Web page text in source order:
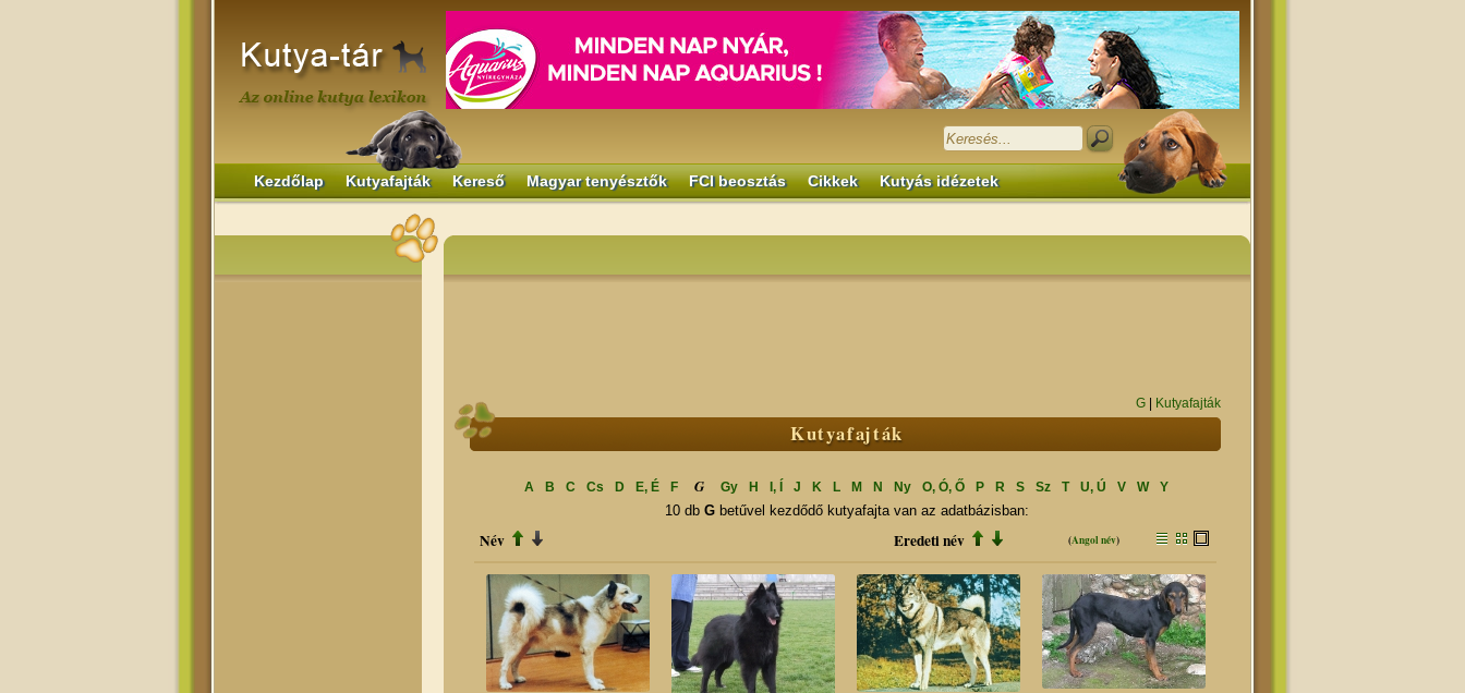
Kezdőlap Kutyafajták Kereső Magyar tenyésztők FCI beosztás Cikkek Kutyás idézetek
G Kutyafajták
Kutyafajták
A B C Cs D E, É F G Gy H I, Í J K L M N Ny O, Ó, Ő P R S Sz T U, Ú V W Y
10 db Gbetűvel kezdődő kutyafajta van az adatbázisban:
Név Eredeti név (Angol név)